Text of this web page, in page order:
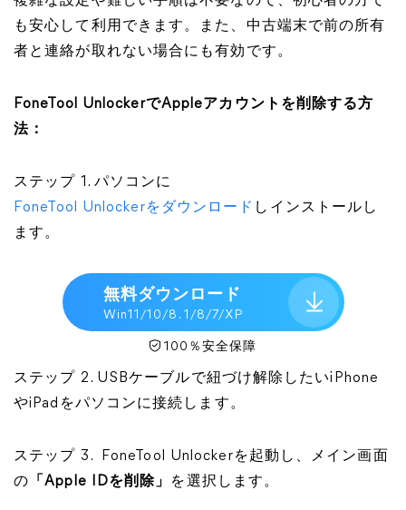
も安心して利用できます。また、中古端末で前の所有
者と連絡が取れない場合にも有効です。
FoneTool UnlockerでAppleアカウントを削除する方
法：
ステップ 1. パソコンに
FoneTool Unlockerをダウンロード しインストールし
ます。
無料ダウンロード
Win11/10/8. 1/8/7/XP
100％安全保障
ステップ 2. USBケーブルで紐づけ解除したいiPhone
やiPadをパソコンに接続します。
ステップ 3. FoneTool Unlockerを起動し、メイン画面
の 「Apple IDを削除」 を選択します。